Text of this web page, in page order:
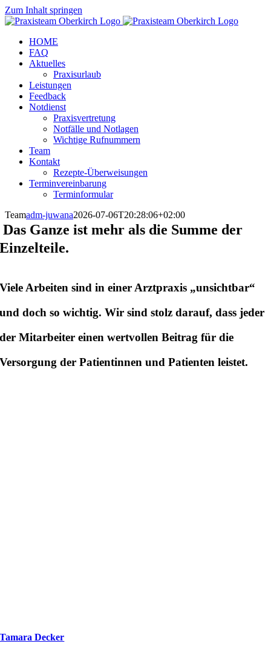
Zum Inhalt springen
HOME
FAQ
Aktuelles
Praxisurlaub
Leistungen
Feedback
Notdienst
Praxisvertretung
Notfälle und Notlagen
Wichtige Rufnummern
Team
Kontakt
Rezepte-Überweisungen
Terminvereinbarung
Terminformular
Teamadm-juwana2026-07-06T20:28:06+02:00
Das Ganze ist mehr als die Summe der
Einzelteile.
Viele Arbeiten sind in einer Arztpraxis „unsichtbar“
und doch so wichtig. Wir sind stolz darauf, dass jeder
der Mitarbeiter einen wertvollen Beitrag für die
Versorgung der Patientinnen und Patienten leistet.
Tamara Decker